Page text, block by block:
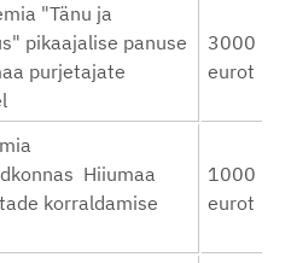
"Tänu ja
pikaajalise panuse
purjetajate
3000
eurot
Hiiumaa
korraldamise
1000
eurot